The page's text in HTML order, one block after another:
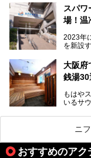
本記事
紹介し
い。
利用で
あるご
チムジ
タイム
る迫力
のう”体
ケやボ
で“遊び
処にい
スパワ
場！温
2023年
を新設
そんな
室や日
アルオ
大規模
オープ
大阪府
銭湯30
もはや
いるサ
ペース
が充実
今回は
泉・銭
ニ
おすすめのアク